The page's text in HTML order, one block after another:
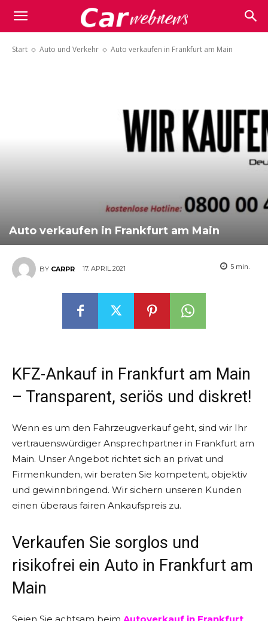
Carwebnews.com
Start Auto und Verkehr Auto verkaufen in Frankfurt am Main
Auto verkaufen in Frankfurt am Main
BY CARPR 17. APRIL 2021 5 min.
KFZ-Ankauf in Frankfurt am Main
– Transparent, seriös und diskret!
Wenn es um den Fahrzeugverkauf geht, sind wir Ihr
vertrauenswürdiger Ansprechpartner in Frankfurt am
Main. Unser Angebot richtet sich an privat und
Firmenkunden, wir beraten Sie kompetent, objektiv
und gewinnbringend. Wir sichern unseren Kunden
einen überaus fairen Ankaufspreis zu.
Verkaufen Sie sorglos und
risikofrei ein Auto in Frankfurt am
Main